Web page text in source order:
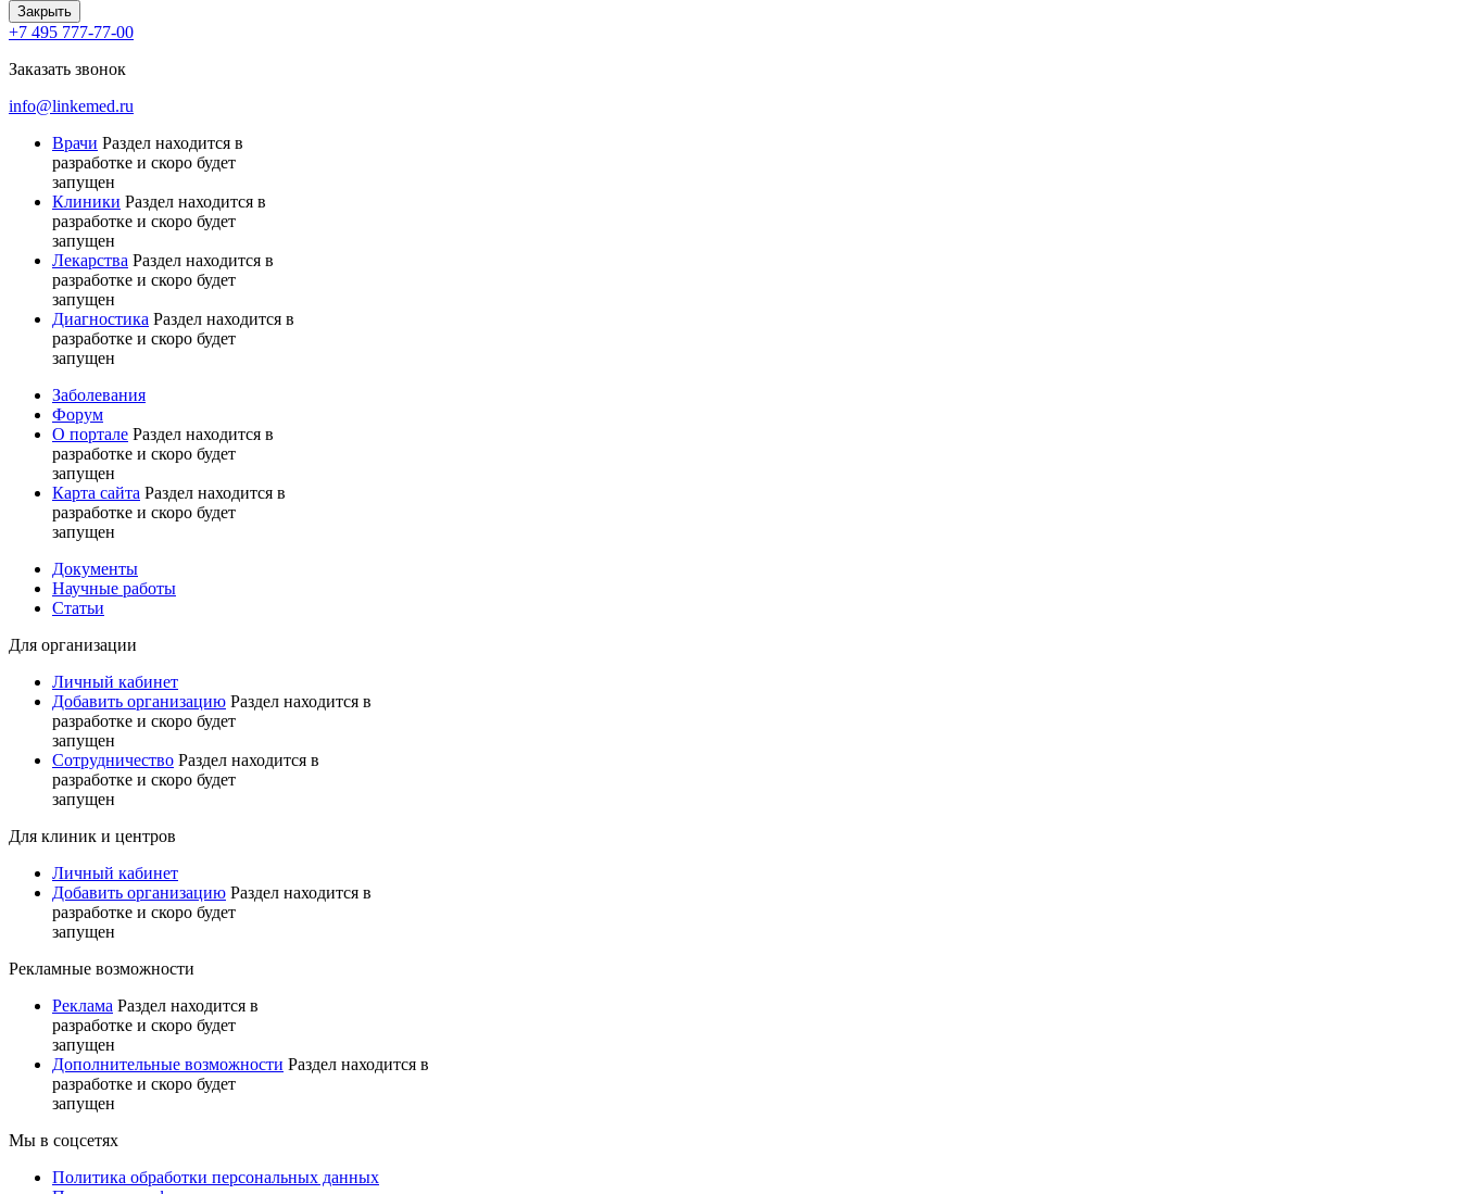
Закрыть
+7 495 777-77-00
Заказать звонок
info@linkemed.ru
Врачи Раздел находится в
разработке и скоро будет
запущен
Клиники Раздел находится в
разработке и скоро будет
запущен
Лекарства Раздел находится в
разработке и скоро будет
запущен
Диагностика Раздел находится в
разработке и скоро будет
запущен
Заболевания
Форум
О портале Раздел находится в
разработке и скоро будет
запущен
Карта сайта Раздел находится в
разработке и скоро будет
запущен
Документы
Научные работы
Статьи
Для организации
Личный кабинет
Добавить организацию Раздел находится в
разработке и скоро будет
запущен
Сотрудничество Раздел находится в
разработке и скоро будет
запущен
Для клиник и центров
Личный кабинет
Добавить организацию Раздел находится в
разработке и скоро будет
запущен
Рекламные возможности
Реклама Раздел находится в
разработке и скоро будет
запущен
Дополнительные возможности Раздел находится в
разработке и скоро будет
запущен
Мы в соцсетях
Политика обработки персональных данных